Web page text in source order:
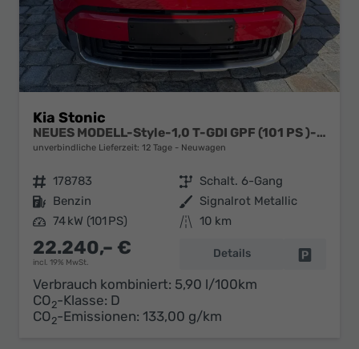
Kia Stonic
NEUES MODELL-Style-1,0 T-GDI GPF (101 PS )-Navi-Sitzheizung-Rückfahrkamera-DAB-Tempomat-Sitzheizung-Fernlichtassistent-2xPDC-Rückfahrkamera-sofort verfügbar
unverbindliche Lieferzeit: 12 Tage Neuwagen
Fahrzeugnr. 178783 Getriebe Schalt. 6-Gang
Kraftstoff Benzin Außenfarbe Signalrot Metallic
Leistung 74 kW (101 PS) Kilometerstand 10 km
22.240,– €
incl. 19% MwSt.
Details
Verbrauch kombiniert: 5,90 l/100km
CO2-Klasse: D
CO2-Emissionen: 133,00 g/km